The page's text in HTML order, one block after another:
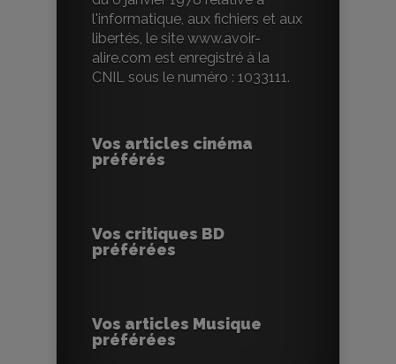
l'informatique, aux fichiers et aux
libertés, le site www.avoir-
alire.com est enregistré à la
CNIL sous le numéro : 1033111.
Vos articles cinéma
préférés
Vos critiques BD
préférées
Vos articles Musique
préférées